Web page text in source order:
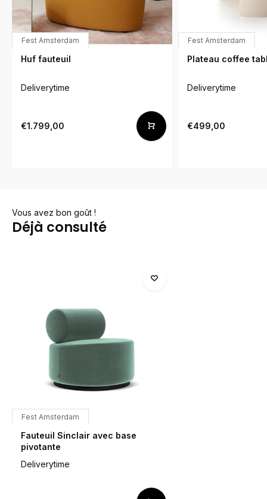
Fest Amsterdam
Huf fauteuil
Deliverytime
€1.799,00
Fest Amsterdam
Plateau coffee
Deliverytime
€499,00
Vous avez bon goût !
Déjà consulté
Fest Amsterdam
Fauteuil Sinclair avec base
pivotante
Deliverytime